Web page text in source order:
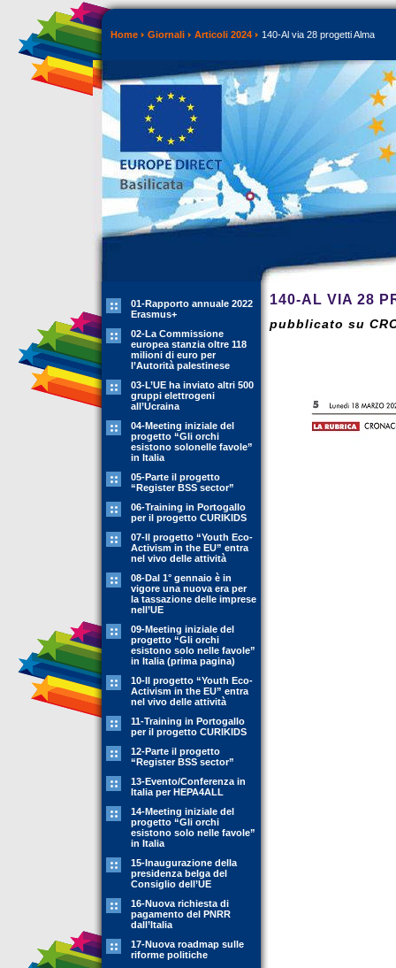
Home Giornali Articoli 2024 140-Al via 28 progetti Alma
01-Rapporto annuale 2022
Erasmus+
02-La Commissione
europea stanzia oltre 118
milioni di euro per
l’Autorità palestinese
03-L’UE ha inviato altri 500
gruppi elettrogeni
all’Ucraina
04-Meeting iniziale del
progetto “Gli orchi
esistono solonelle favole”
in Italia
05-Parte il progetto
“Register BSS sector”
06-Training in Portogallo
per il progetto CURIKIDS
07-Il progetto “Youth Eco-
Activism in the EU” entra
nel vivo delle attività
08-Dal 1° gennaio è in
vigore una nuova era per
la tassazione delle imprese
nell’UE
09-Meeting iniziale del
progetto “Gli orchi
esistono solo nelle favole”
in Italia (prima pagina)
10-Il progetto “Youth Eco-
Activism in the EU” entra
nel vivo delle attività
11-Training in Portogallo
per il progetto CURIKIDS
12-Parte il progetto
“Register BSS sector”
13-Evento/Conferenza in
Italia per HEPA4ALL
14-Meeting iniziale del
progetto “Gli orchi
esistono solo nelle favole”
in Italia
15-Inaugurazione della
presidenza belga del
Consiglio dell’UE
16-Nuova richiesta di
pagamento del PNRR
dall’Italia
17-Nuova roadmap sulle
riforme politiche
140-AL VIA 28
pubblicato su